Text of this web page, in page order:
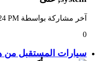
آخر مشاركة بواسطة PM
0
سيارات المستقبل من